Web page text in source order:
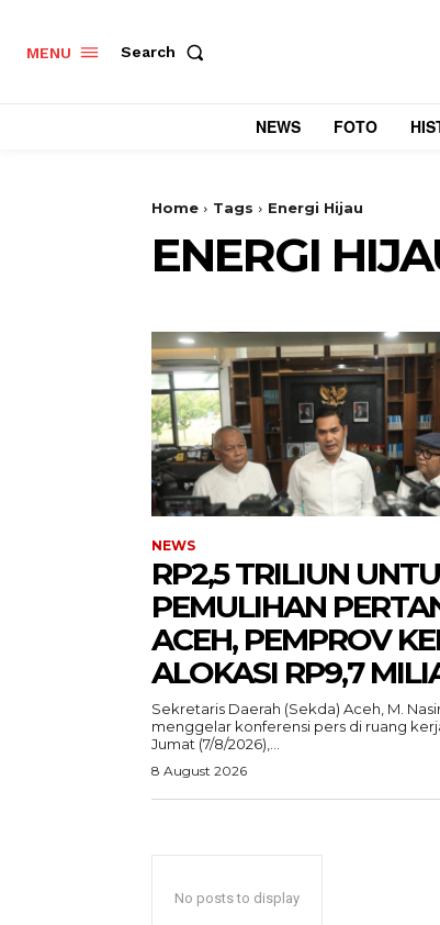
MENU Search
NEWS FOTO
Home Tags Energi Hijau
ENERGI
NEWS
RP2,5 TRILIUN
PEMULIHAN
ACEH, PEMPROV
ALOKASI RP9,7
‎Sekretaris Daerah (Sekda) Aceh, M.
menggelar konferensi pers di ruang
Jumat (7/8/2026),...
8 August 2026
No posts to display